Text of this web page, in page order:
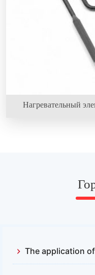
Нагревательный
устойчивы к
The application of non-pressure